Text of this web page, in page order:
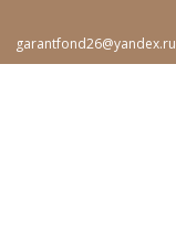
garantfond26@yandex.ru